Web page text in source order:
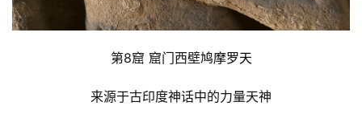
第8窟 窟门西壁鸠摩罗天
来源于古印度神话中的力量天神